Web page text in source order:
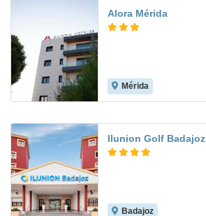
Alora Mérida
Mérida
Ilunion Golf Badajoz
Badajoz